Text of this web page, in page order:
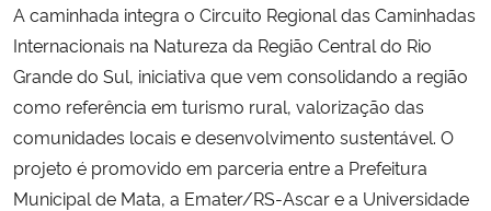
A caminhada integra o Circuito Regional das Caminhadas
Internacionais na Natureza da Região Central do Rio
Grande do Sul, iniciativa que vem consolidando a região
como referência em turismo rural, valorização das
comunidades locais e desenvolvimento sustentável. O
projeto é promovido em parceria entre a Prefeitura
Municipal de Mata, a Emater/RS-Ascar e a Universidade